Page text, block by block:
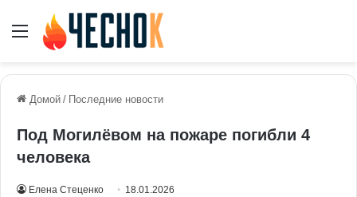
Меню
Домой / Последние новости
Под Могилёвом на пожаре погибли 4
человека
Елена Стеценко 18.01.2026